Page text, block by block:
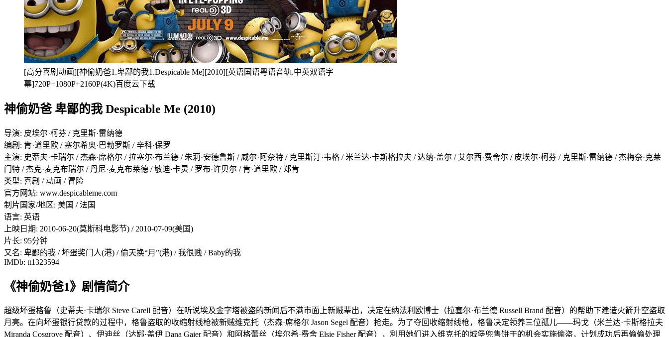
[高分喜剧动画][神偷奶爸1.卑鄙的我1.Despicable Me][2010][英语国语粤语音轨.中英双语字
幕]720P+1080P+2160P(4K)百度云下载
神偷奶爸 卑鄙的我 Despicable Me (2010)
导演: 皮埃尔·柯芬 / 克里斯·雷纳德
编剧: 肯·道里欧 / 塞尔希奥·巴勃罗斯 / 辛科·保罗
主演: 史蒂夫·卡瑞尔 / 杰森·席格尔 / 拉塞尔·布兰德 / 朱莉·安德鲁斯 / 威尔·阿奈特 / 克里斯汀·韦格 / 米兰达·卡斯格拉夫 / 达纳·盖尔 / 艾尔西·费舍尔 / 皮埃尔·柯芬 / 克里斯·雷纳德 / 杰梅奈·克莱
门特 / 杰克·麦克布瑞尔 / 丹尼·麦克布莱德 / 敏迪·卡灵 / 罗布·许贝尔 / 肯·道里欧 / 郑肯
类型: 喜剧 / 动画 / 冒险
官方网站: www.despicableme.com
制片国家/地区: 美国 / 法国
语言: 英语
上映日期: 2010-06-20(莫斯科电影节) / 2010-07-09(美国)
片长: 95分钟
又名: 卑鄙的我 / 坏蛋奖门人(港) / 偷天换“月”(港) / 我很贱 / Baby的我
IMDb: tt1323594
《神偷奶爸1》剧情简介
超级坏蛋格鲁（史蒂夫·卡瑞尔 Steve Carell 配音）在听说埃及金字塔被盗的新闻后不满市面上新贼辈出，决定在纳法利欧博士（拉塞尔·布兰德 Russell Brand 配音）的帮助下建造火箭升空盗取
月亮。在向坏蛋银行贷款的过程中，格鲁盗取的收缩射线枪被新贼维克托（杰森·席格尔 Jason Segel 配音）抢走。为了夺回收缩射线枪，格鲁决定领养三位孤儿——玛戈（米兰达·卡斯格拉夫
Miranda Cosgrove 配音）、伊迪丝（达娜·盖伊 Dana Gaier 配音）和阿格蕾丝（埃尔希·费舍 Elsie Fisher 配音），利用她们进入维克托的城堡兜售饼干的机会实施偷盗，计划成功后再偷偷处理